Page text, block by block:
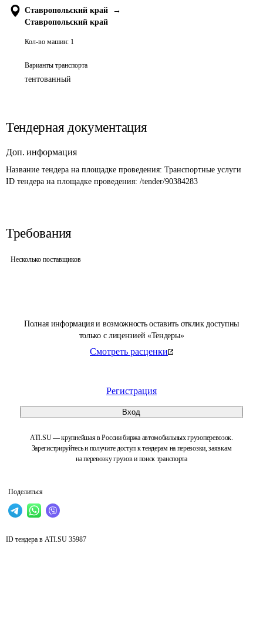
Полная информация и возможность оставить отклик доступны
только с лицензией «Тендеры»
Смотреть расценки
Регистрация
Вход
ATI.SU — крупнейшая в России биржа автомобильных грузоперевозок.
Зарегистрируйтесь и получите доступ к тендерам на перевозки, заявкам
на перевозку грузов и поиск транспорта
Поделиться
Ставропольский край
→
Ставропольский край
Кол-во машин: 1
Варианты транспорта
тентованный
Тендерная документация
Доп. информация
Название тендера на площадке проведения: Транспортные услуги
ID тендера на площадке проведения: /tender/90384283
Требования
Несколько поставщиков
ID тендера в ATI.SU 35987